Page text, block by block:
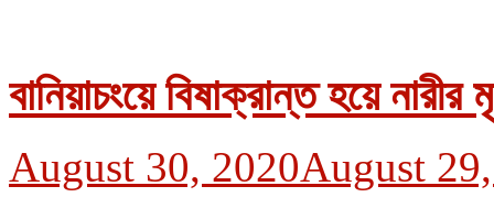
বানিয়াচংয়ে বিষাক্রান্ত হয়ে নারীর
August 30, 2020August